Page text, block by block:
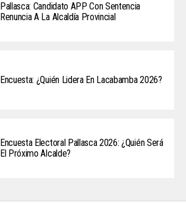
Pallasca: Candidato APP Con Sentencia
Renuncia A La Alcaldía Provincial
Encuesta: ¿Quién Lidera En Lacabamba 2026?
Encuesta Electoral Pallasca 2026: ¿Quién Será
El Próximo Alcalde?